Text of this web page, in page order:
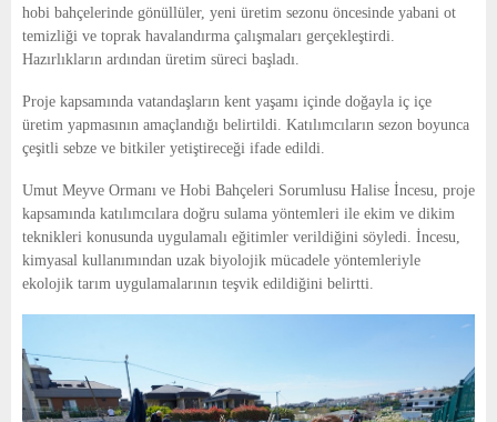
hobi bahçelerinde gönüllüler, yeni üretim sezonu öncesinde yabani ot
temizliği ve toprak havalandırma çalışmaları gerçekleştirdi.
Hazırlıkların ardından üretim süreci başladı.
Proje kapsamında vatandaşların kent yaşamı içinde doğayla iç içe
üretim yapmasının amaçlandığı belirtildi. Katılımcıların sezon boyunca
çeşitli sebze ve bitkiler yetiştireceği ifade edildi.
Umut Meyve Ormanı ve Hobi Bahçeleri Sorumlusu Halise İncesu, proje
kapsamında katılımcılara doğru sulama yöntemleri ile ekim ve dikim
teknikleri konusunda uygulamalı eğitimler verildiğini söyledi. İncesu,
kimyasal kullanımından uzak biyolojik mücadele yöntemleriyle
ekolojik tarım uygulamalarının teşvik edildiğini belirtti.